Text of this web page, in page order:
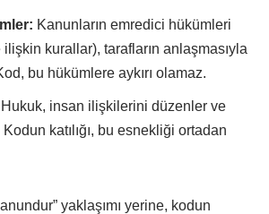
Kanunların emredici hükümleri
kurallar), tarafların anlaşmasıyla
bu hükümlere aykırı olamaz.
Hukuk, insan ilişkilerini düzenler ve
katılığı, bu esnekliği ortadan
yaklaşımı yerine, kodun